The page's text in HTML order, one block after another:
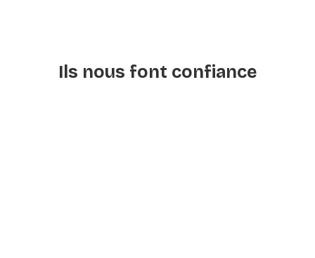
Ils nous font confiance